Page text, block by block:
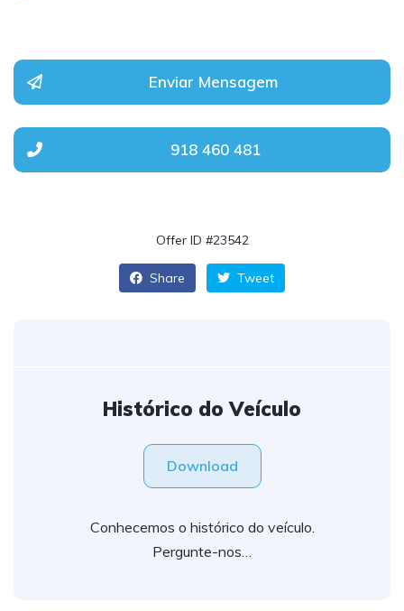
Enviar Mensagem
918 460 481
Offer ID #23542
Share Tweet
Histórico do Veículo
Download
Conhecemos o histórico do veículo.
Pergunte-nos…